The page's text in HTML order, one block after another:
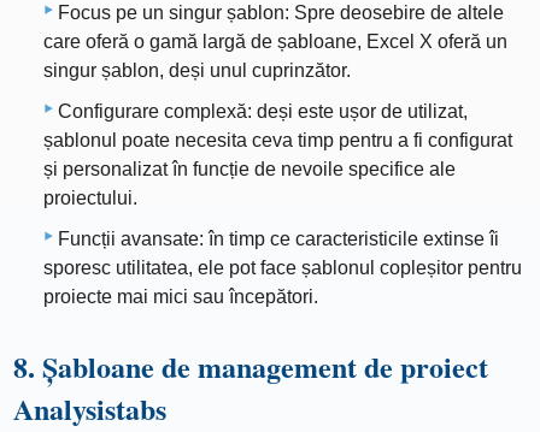
Focus pe un singur șablon: Spre deosebire de altele
care oferă o gamă largă de șabloane, Excel X oferă un
singur șablon, deși unul cuprinzător.
Configurare complexă: deși este ușor de utilizat,
șablonul poate necesita ceva timp pentru a fi configurat
și personalizat în funcție de nevoile specifice ale
proiectului.
Funcții avansate: în timp ce caracteristicile extinse îi
sporesc utilitatea, ele pot face șablonul copleșitor pentru
proiecte mai mici sau începători.
8. Șabloane de management de proiect
Analysistabs